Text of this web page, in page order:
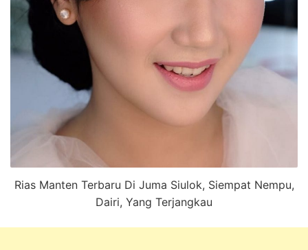
Rias Manten Terbaru Di Juma Siulok, Siempat Nempu,
Dairi, Yang Terjangkau